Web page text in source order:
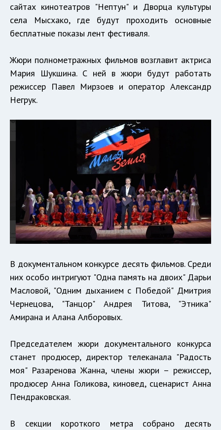
сайтах кинотеатров "Нептун" и Дворца культуры
села Мысхако, где будут проходить основные
бесплатные показы лент фестиваля.
Жюри полнометражных фильмов возглавит актриса
Мария Шукшина. С ней в жюри будут работать
режиссер Павел Мирзоев и оператор Александр
Негрук.
В документальном конкурсе десять фильмов. Среди
них особо интригуют "Одна память на двоих" Дарьи
Масловой, "Одним дыханием с Победой" Дмитрия
Чернецова, "Танцор" Андрея Титова, "Этника"
Амирана и Алана Алборовых.
Председателем жюри документального конкурса
станет продюсер, директор телеканала "Радость
моя" Разаренова Жанна, члены жюри – режиссер,
продюсер Анна Голикова, киновед, сценарист Анна
Пендраковская.
В секции короткого метра собрано десять